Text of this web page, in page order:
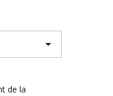

de la